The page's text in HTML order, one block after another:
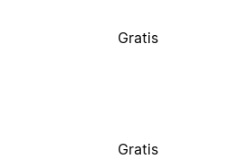
Gratis
Gratis